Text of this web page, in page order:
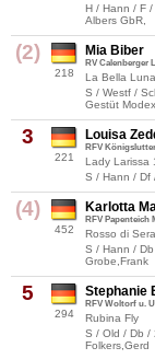
H / Hann / F
Albers GbR,
(2)
218
Mia Biber
RV Calenberger
La Bella
S / Westf /
Gestüt
3
221
Louisa
RFV Königslutter
Lady Larissa
S / Hann / Df
(4)
452
Karlotta
RFV Papenteich
Rosso di
S / Hann /
Grobe,Frank
5
294
Stephanie
RFV Woltorf u.
Rubina Fly
S / Old / Db /
Folkers,Gerd